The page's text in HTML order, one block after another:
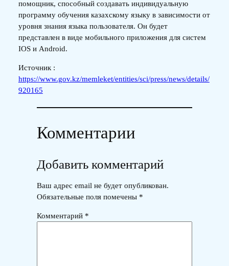
помощник, способный создавать индивидуальную
программу обучения казахскому языку в зависимости от
уровня знания языка пользователя. Он будет
представлен в виде мобильного приложения для систем
IOS и Android.
Источник :
https://www.gov.kz/memleket/entities/sci/press/news/details/
920165
Комментарии
Добавить комментарий
Ваш адрес email не будет опубликован.
Обязательные поля помечены *
Комментарий *